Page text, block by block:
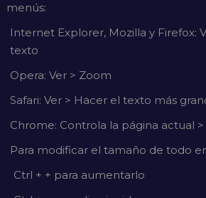
menús:
Internet Explorer, Mozilla y Firefox:
texto
Opera: Ver > Zoom
Safari: Ver > Hacer el texto más
Chrome: Controla la página actual
Para modificar el tamaño de todo
Ctrl + + para aumentarlo